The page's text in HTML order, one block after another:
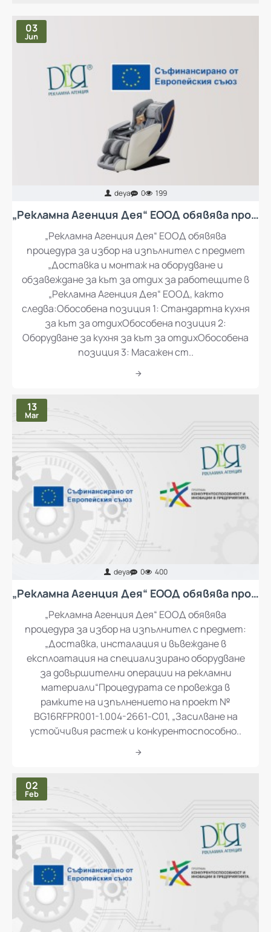
03
Jun
deya 0 199
„Рекламна Агенция Дея“ ЕООД обявява процедура за избор на изпълнител с предмет „Доставка и монтаж на оборудване и обзавеждане за кът за отдих за работещите в „Рекламна Агенция Дея“ ЕООД
„Рекламна Агенция Дея“ ЕООД обявява
процедура за избор на изпълнител с предмет
„Доставка и монтаж на оборудване и
обзавеждане за кът за отдих за работещите в
„Рекламна Агенция Дея“ ЕООД, както
следва:Обособена позиция 1: Стандартна кухня
за кът за отдихОбособена позиция 2:
Оборудване за кухня за кът за отдихОбособена
позиция 3: Масажен ст..
13
Mar
deya 0 400
„Рекламна Агенция Дея“ ЕООД обявява процедура за избор на изпълнител с предмет: „Доставка, инсталация и въвеждане в експлоатация на специализирано оборудване за довършителни операции на рекламни материали“
„Рекламна Агенция Дея“ ЕООД обявява
процедура за избор на изпълнител с предмет:
„Доставка, инсталация и въвеждане в
експлоатация на специализирано оборудване
за довършителни операции на рекламни
материали“Процедурата се провежда в
рамките на изпълнението на проект №
BG16RFPR001-1.004-2661-C01, „Засилване на
устойчивия растеж и конкурентоспособно..
02
Feb